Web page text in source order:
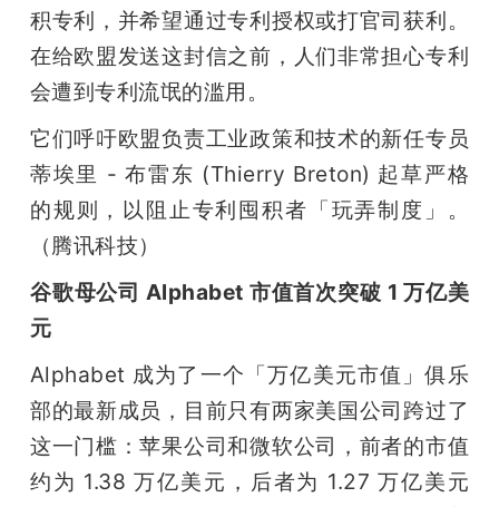
积专利，并希望通过专利授权或打官司获利。
在给欧盟发送这封信之前，人们非常担心专利
会遭到专利流氓的滥用。
它们呼吁欧盟负责工业政策和技术的新任专员
蒂埃里 - 布雷东 (Thierry Breton) 起草严格
的规则，以阻止专利囤积者「玩弄制度」。
（腾讯科技）
谷歌母公司 Alphabet 市值首次突破 1 万亿美
元
Alphabet 成为了一个「万亿美元市值」俱乐
部的最新成员，目前只有两家美国公司跨过了
这一门槛：苹果公司和微软公司，前者的市值
约为 1.38 万亿美元，后者为 1.27 万亿美元